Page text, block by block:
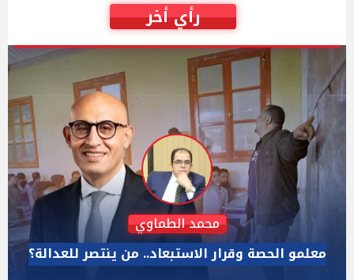
رأي أخر
رائد الديب
حين يصبح الصدق لعنة.. "كاسندرا" من المختبر إلى البيت